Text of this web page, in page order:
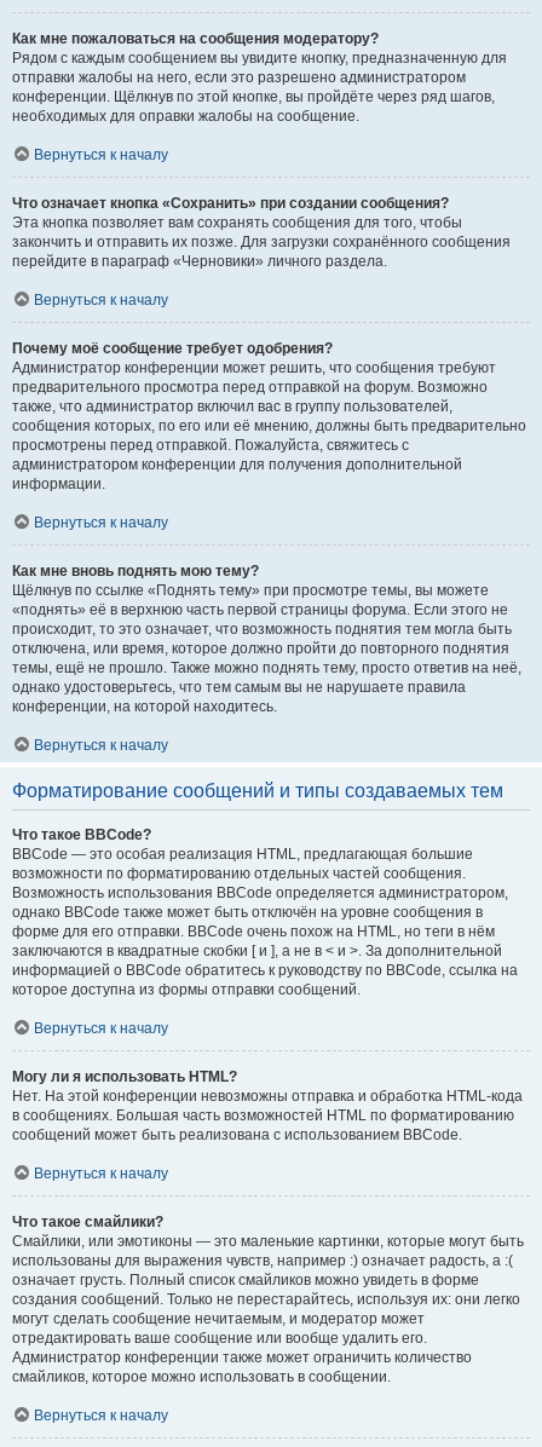
Как мне пожаловаться на сообщения модератору?
Рядом с каждым сообщением вы увидите кнопку, предназначенную для
отправки жалобы на него, если это разрешено администратором
конференции. Щёлкнув по этой кнопке, вы пройдёте через ряд шагов,
необходимых для оправки жалобы на сообщение.
Вернуться к началу
Что означает кнопка «Сохранить» при создании сообщения?
Эта кнопка позволяет вам сохранять сообщения для того, чтобы
закончить и отправить их позже. Для загрузки сохранённого сообщения
перейдите в параграф «Черновики» личного раздела.
Вернуться к началу
Почему моё сообщение требует одобрения?
Администратор конференции может решить, что сообщения требуют
предварительного просмотра перед отправкой на форум. Возможно
также, что администратор включил вас в группу пользователей,
сообщения которых, по его или её мнению, должны быть предварительно
просмотрены перед отправкой. Пожалуйста, свяжитесь с
администратором конференции для получения дополнительной
информации.
Вернуться к началу
Как мне вновь поднять мою тему?
Щёлкнув по ссылке «Поднять тему» при просмотре темы, вы можете
«поднять» её в верхнюю часть первой страницы форума. Если этого не
происходит, то это означает, что возможность поднятия тем могла быть
отключена, или время, которое должно пройти до повторного поднятия
темы, ещё не прошло. Также можно поднять тему, просто ответив на неё,
однако удостоверьтесь, что тем самым вы не нарушаете правила
конференции, на которой находитесь.
Вернуться к началу
Форматирование сообщений и типы создаваемых тем
Что такое BBCode?
BBCode — это особая реализация HTML, предлагающая большие
возможности по форматированию отдельных частей сообщения.
Возможность использования BBCode определяется администратором,
однако BBCode также может быть отключён на уровне сообщения в
форме для его отправки. BBCode очень похож на HTML, но теги в нём
заключаются в квадратные скобки [ и ], а не в < и >. За дополнительной
информацией о BBCode обратитесь к руководству по BBCode, ссылка на
которое доступна из формы отправки сообщений.
Вернуться к началу
Могу ли я использовать HTML?
Нет. На этой конференции невозможны отправка и обработка HTML-кода
в сообщениях. Большая часть возможностей HTML по форматированию
сообщений может быть реализована с использованием BBCode.
Вернуться к началу
Что такое смайлики?
Смайлики, или эмотиконы — это маленькие картинки, которые могут быть
использованы для выражения чувств, например :) означает радость, а :(
означает грусть. Полный список смайликов можно увидеть в форме
создания сообщений. Только не перестарайтесь, используя их: они легко
могут сделать сообщение нечитаемым, и модератор может
отредактировать ваше сообщение или вообще удалить его.
Администратор конференции также может ограничить количество
смайликов, которое можно использовать в сообщении.
Вернуться к началу